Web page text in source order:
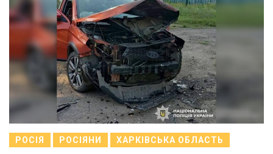
РОСІЯ РОСІЯНИ ХАРКІВСЬКА ОБЛАСТЬ